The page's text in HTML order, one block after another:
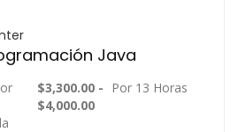
Java
$3,300.00 -
$4,000.00
Por 13 Horas